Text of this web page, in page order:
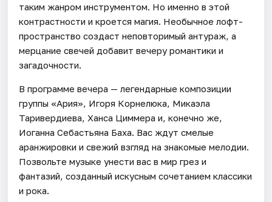
таким жанром инструментом. Но именно в этой
контрастности и кроется магия. Необычное лофт-
пространство создаст неповторимый антураж, а
мерцание свечей добавит вечеру романтики и
загадочности.
В программе вечера — легендарные композиции
группы «Ария», Игоря Корнелюка, Микаэла
Таривердиева, Ханса Циммера и, конечно же,
Иоганна Себастьяна Баха. Вас ждут смелые
аранжировки и свежий взгляд на знакомые мелодии.
Позвольте музыке унести вас в мир грез и
фантазий, созданный искусным сочетанием классики
и рока.